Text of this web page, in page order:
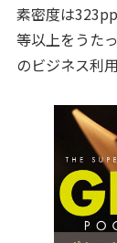
素密度は
等以上をうた
のビジネス利